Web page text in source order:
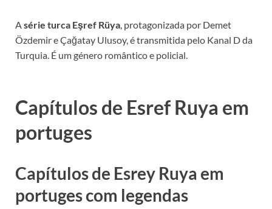
Asérie turca Eşref Rüya, protagonizada por Demet
Özdemir e Çağatay Ulusoy, é transmitida pelo Kanal D da
Turquia. É um género romântico e policial.
Capítulos de Esref Ruya em
portuges
Capítulos de Esrey Ruya em
portuges com legendas